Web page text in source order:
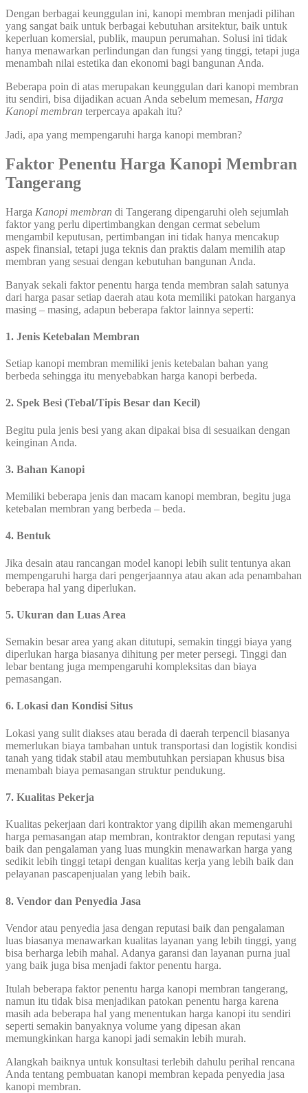
Dengan berbagai keunggulan ini, kanopi membran menjadi pilihan
yang sangat baik untuk berbagai kebutuhan arsitektur, baik untuk
keperluan komersial, publik, maupun perumahan. Solusi ini tidak
hanya menawarkan perlindungan dan fungsi yang tinggi, tetapi juga
menambah nilai estetika dan ekonomi bagi bangunan Anda.
Beberapa poin di atas merupakan keunggulan dari kanopi membran
itu sendiri, bisa dijadikan acuan Anda sebelum memesan, Harga
Kanopi membran terpercaya apakah itu?
Jadi, apa yang mempengaruhi harga kanopi membran?
Faktor Penentu Harga Kanopi Membran
Tangerang
Harga Kanopi membran di Tangerang dipengaruhi oleh sejumlah
faktor yang perlu dipertimbangkan dengan cermat sebelum
mengambil keputusan, pertimbangan ini tidak hanya mencakup
aspek finansial, tetapi juga teknis dan praktis dalam memilih atap
membran yang sesuai dengan kebutuhan bangunan Anda.
Banyak sekali faktor penentu harga tenda membran salah satunya
dari harga pasar setiap daerah atau kota memiliki patokan harganya
masing – masing, adapun beberapa faktor lainnya seperti:
1. Jenis Ketebalan Membran
Setiap kanopi membran memiliki jenis ketebalan bahan yang
berbeda sehingga itu menyebabkan harga kanopi berbeda.
2. Spek Besi (Tebal/Tipis Besar dan Kecil)
Begitu pula jenis besi yang akan dipakai bisa di sesuaikan dengan
keinginan Anda.
3. Bahan Kanopi
Memiliki beberapa jenis dan macam kanopi membran, begitu juga
ketebalan membran yang berbeda – beda.
4. Bentuk
Jika desain atau rancangan model kanopi lebih sulit tentunya akan
mempengaruhi harga dari pengerjaannya atau akan ada penambahan
beberapa hal yang diperlukan.
5. Ukuran dan Luas Area
Semakin besar area yang akan ditutupi, semakin tinggi biaya yang
diperlukan harga biasanya dihitung per meter persegi. Tinggi dan
lebar bentang juga mempengaruhi kompleksitas dan biaya
pemasangan.
6. Lokasi dan Kondisi Situs
Lokasi yang sulit diakses atau berada di daerah terpencil biasanya
memerlukan biaya tambahan untuk transportasi dan logistik kondisi
tanah yang tidak stabil atau membutuhkan persiapan khusus bisa
menambah biaya pemasangan struktur pendukung.
7. Kualitas Pekerja
Kualitas pekerjaan dari kontraktor yang dipilih akan memengaruhi
harga pemasangan atap membran, kontraktor dengan reputasi yang
baik dan pengalaman yang luas mungkin menawarkan harga yang
sedikit lebih tinggi tetapi dengan kualitas kerja yang lebih baik dan
pelayanan pascapenjualan yang lebih baik.
8. Vendor dan Penyedia Jasa
Vendor atau penyedia jasa dengan reputasi baik dan pengalaman
luas biasanya menawarkan kualitas layanan yang lebih tinggi, yang
bisa berharga lebih mahal. Adanya garansi dan layanan purna jual
yang baik juga bisa menjadi faktor penentu harga.
Itulah beberapa faktor penentu harga kanopi membran tangerang,
namun itu tidak bisa menjadikan patokan penentu harga karena
masih ada beberapa hal yang menentukan harga kanopi itu sendiri
seperti semakin banyaknya volume yang dipesan akan
memungkinkan harga kanopi jadi semakin lebih murah.
Alangkah baiknya untuk konsultasi terlebih dahulu perihal rencana
Anda tentang pembuatan kanopi membran kepada penyedia jasa
kanopi membran.